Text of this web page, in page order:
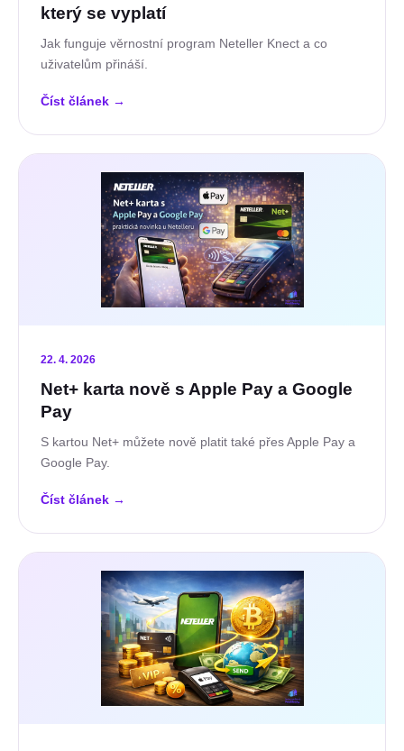
který se vyplatí
Jak funguje věrnostní program Neteller Knect a co
uživatelům přináší.
Číst článek →
22. 4. 2026
Net+ karta nově s Apple Pay a Google
Pay
S kartou Net+ můžete nově platit také přes Apple Pay a
Google Pay.
Číst článek →